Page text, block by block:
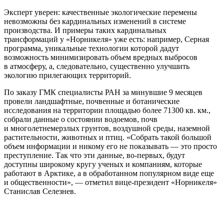
Эксперт уверен: качественные экологические перемены
невозможны без кардинальных изменений в системе
производства. И примеры таких кардинальных
трансформаций у «Норникеля» уже есть: например, Серная
программа, уникальные технологии которой дадут
возможность минимизировать объем вредных выбросов
в атмосферу, а, следовательно, существенно улучшить
экологию прилегающих территорий.
По заказу ГМК специалисты РАН за минувшие 9 месяцев
провели ландшафтные, почвенные и ботанические
исследования на территории площадью более 71300 кв. км.,
собрали данные о состоянии водоемов, почв
и многолетнемерзлых грунтов, воздушной среды, наземной
растительности, животных и птиц. «Собрать такой большой
объем информации и никому его не показывать — это просто
преступление. Так что эти данные, во-первых, будут
доступны широкому кругу ученых и компаниям, которые
работают в Арктике, а в обработанном популярном виде еще
и общественности», — отметил вице-президент «Норникеля»
Станислав Селезнев.